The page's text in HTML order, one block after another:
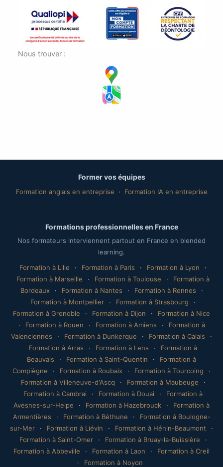
Nous trouver :
Former vos équipes
Formation anglais en entreprise · Formation IA en entreprise
Formations professionnelles en France
Nos formateurs interviennent partout en France en blended
learning.
Formation à Lille
· Formation à Paris · Formation à Lyon
·
Formation à Marseille
· Formation à Toulouse ·
Formation à
Bordeaux
· Formation à Nantes · Formation à Rennes
·
Formation à Montpellier
· Formation à Strasbourg
·
Formation à Grenoble
· Formation à Dijon ·
Formation à Nice
·
Formation à Rouen · Formation à Amiens ·
Formation à
Valenciennes
· Formation à Dunkerque · Formation à Calais
·
Formation à Arras
· Formation à Lens ·
Formation à
Beauvais
· Formation à Saint-Quentin ·
Formation à
Compiègne
· Formation à Roubaix · Formation à Tourcoing
·
Formation à Villeneuve-d'Ascq
· Formation à Maubeuge
·
Formation à Cambrai
· Formation à Douai ·
Formation à
Avesnes-sur-Helpe
· Formation à Hazebrouck ·
Formation à
Armentières
· Formation à Béthune ·
Formation à Boulogne-
sur-Mer
· Formation à Liévin · Formation à Hénin-Beaumont
·
Formation à Saint-Omer
· Formation à Bruay-la-Buissière
·
Formation à Abbeville
· Formation à Laon ·
Formation à Creil
·
Formation à Noyon